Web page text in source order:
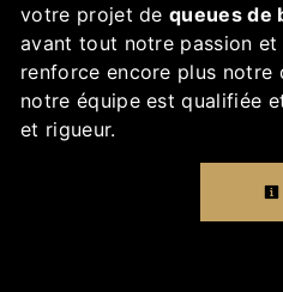
votre projet dequeues de
avant tout notre passion
renforce encore plus notre
notre équipe est qualifiée
et rigueur.